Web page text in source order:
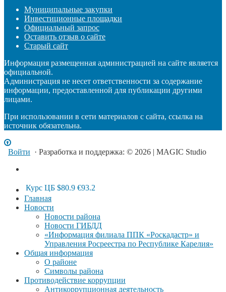
Муниципальные закупки
Инвестиционные площадки
Официальный запрос
Оставить отзыв о сайте
Старый сайт
Информация размещенная администрацией на сайте является
официальной.
Администрация не несет ответственности за содержание
информации, предоставленной для публикации другими
лицами.
При использовании в сети материалов с сайта, ссылка на
источник обязательна.
Войти · Разработка и поддержка: © 2026 | MAGIC Studio
Курс ЦБ $80.9 €93.2
Главная
Новости
Новости района
Новости ГИБДД
«Информация филиала ППК «Роскадастр» и
Управления Росреестра по Республике Карелия»
Общая информация
О районе
Символы района
Противодействие коррупции
Антикоррупционная деятельность